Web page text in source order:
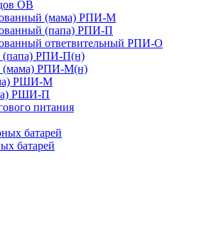
ОВ
(мама) РПИ-М
(папа) РПИ-П
ответвительный РПИ-О
(папа) РПИ-П(н)
(мама) РПИ-М(н)
РШИ-М
РШИ-П
питания
батарей
батарей